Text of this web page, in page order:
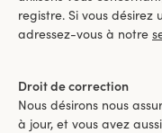
registre. Si vous
adressez-vous à notre
Droit de correction
Nous désirons nous
à jour, et vous avez